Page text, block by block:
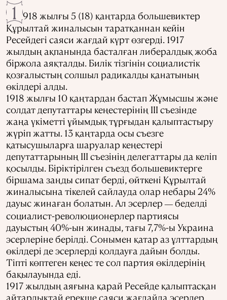
1 918 жылғы 5 (18) қаңтарда большевиктер
Құрылтай жиналысын таратқаннан кейін
Ресейдегі саяси жағдай күрт өзгерді. 1917
жылдың ақпанында басталған либералдық жоба
біржола аяқталды. Билік тізгінін социалистік
қозғалыстың солшыл радикалды қанатының
өкілдері алды.
1918 жылғы 10 қаңтардан бастап Жұмысшы және
солдат депутаттары кеңестерінің ІІІ съезінде
жаңа үкіметті ұйымдық тұрғыдан қалыптастыру
жүріп жатты. 13 қаңтарда осы съезге
қатысушыларға шаруалар кеңестері
депутаттарының III съезінің делегаттары да келіп
қосылды. Біріктірілген съезд большевиктерге
біршама заңды сипат берді, өйткені Құрылтай
жиналысына тікелей сайлауда олар небары 24%
дауыс жинаған болатын. Ал эсерлер — беделді
социалист-революционерлер партиясы
дауыстың 40%-ын жинады, тағы 7,7%-ы Украина
эсерлеріне берілді. Сонымен қатар аз ұлттардың
өкілдері де эсерлерді қолдауға дайын болды.
Тіпті көптеген кеңес те сол партия өкілдерінің
бақылауында еді.
1917 жылдың аяғына қарай Ресейде қалыптасқан
айтарлықтай ерекше саяси жағдайда эсерлер